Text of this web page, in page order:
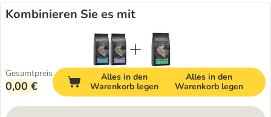
Kombinieren Sie es mit
Gesamtpreis
0,00 €
Alles in den
Warenkorb legen
Alles in den
Warenkorb legen